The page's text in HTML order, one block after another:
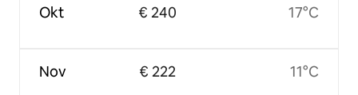
Okt
Nov
€ 240
€ 222
17°C
11°C